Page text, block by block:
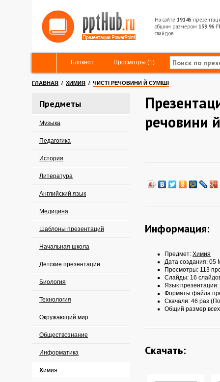
На сайте 19146
общим размером 139.96
слайдов
Блокнот Просмотры (1)
ГЛАВНАЯ / ХИМИЯ / ЧИСТІ РЕЧОВИНИ Й СУМІШІ
Предметы
Музыка
Педагогика
История
Литература
Английский язык
Медицина
Шаблоны презентаций
Начальная школа
Детские презентации
Биология
Технология
Окружающий мир
Обществознание
Информатика
Химия
речовини
Информация:
Предмет: Химия
Дата создания: 05
Просмотры: 113
Слайды: 16
Язык презентации:
Форматы файла
Скачали: 46 раз
Общий размер
Скачать: